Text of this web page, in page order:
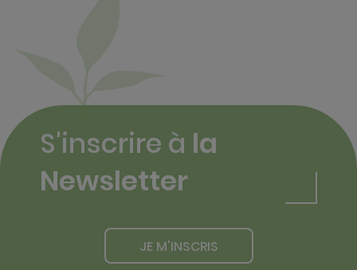
S'inscrire à la
Newsletter
JE M'INSCRIS